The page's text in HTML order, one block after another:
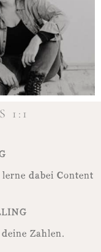
1:1
dabei Content
Zahlen.